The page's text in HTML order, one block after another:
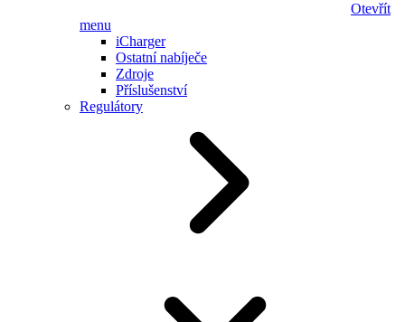
Otevřít
menu
iCharger
Ostatní nabíječe
Zdroje
Příslušenství
Regulátory